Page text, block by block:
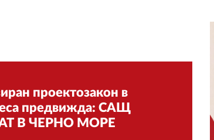
проектозакон в
предвижда: САЩ
В ЧЕРНО МОРЕ